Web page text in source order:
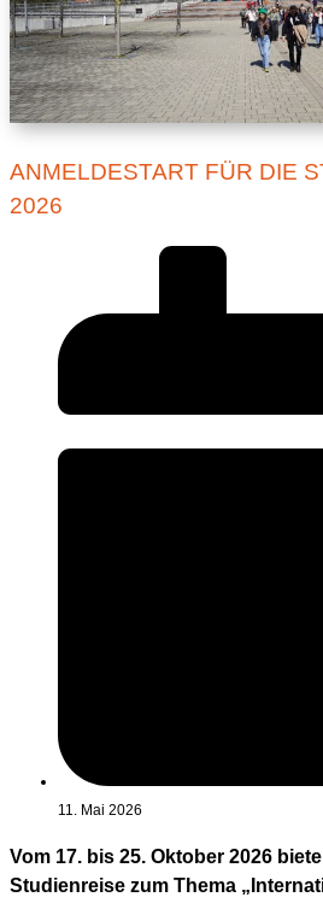
ANMELDESTART FÜR DIE
2026
11. Mai 2026
Vom 17. bis 25. Oktober 2026
Studienreise zum Thema